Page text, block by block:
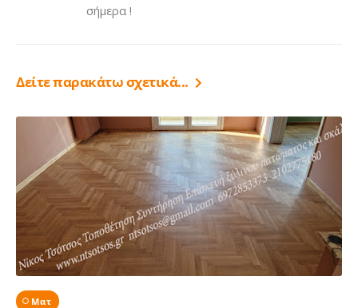
σήμερα !
Δείτε παρακάτω σχετικά...
Ματ